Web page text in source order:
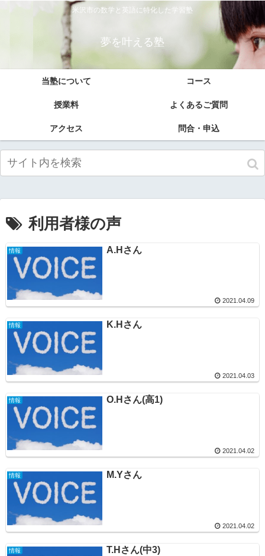
米沢市の数学と英語に特化した学習塾
夢を叶える塾
当塾について コース
授業料 よくあるご質問
アクセス 問合・申込
利用者様の声
情報 A.Hさん
2021.04.09
情報 K.Hさん
2021.04.03
情報 O.Hさん(高1)
2021.04.02
情報 M.Yさん
2021.04.02
情報 T.Hさん(中3)